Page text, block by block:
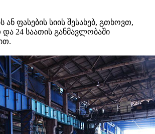
ან ფასების სიის შესახებ, გთხოვთ,
24 საათის განმავლობაში